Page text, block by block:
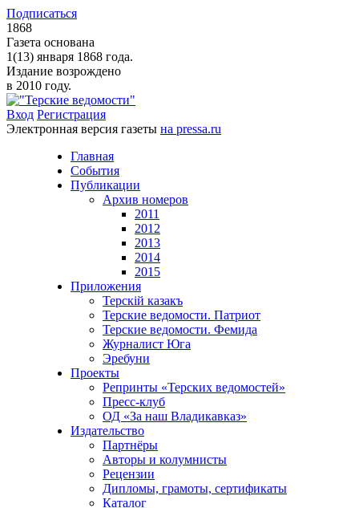
Подписаться
1868
Газета основана
1(13) января 1868 года.
Издание возрождено
в 2010 году.
Вход Регистрация
Электронная версия газеты на pressa.ru
Главная
События
Публикации
Архив номеров
2011
2012
2013
2014
2015
Приложения
Терскiй казакъ
Терские ведомости. Патриот
Терские ведомости. Фемида
Журналист Юга
Эребуни
Проекты
Репринты «Терских ведомостей»
Пресс-клуб
ОД «За наш Владикавказ»
Издательство
Партнёры
Авторы и колумнисты
Рецензии
Дипломы, грамоты, сертификаты
Каталог